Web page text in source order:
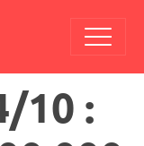
10 :